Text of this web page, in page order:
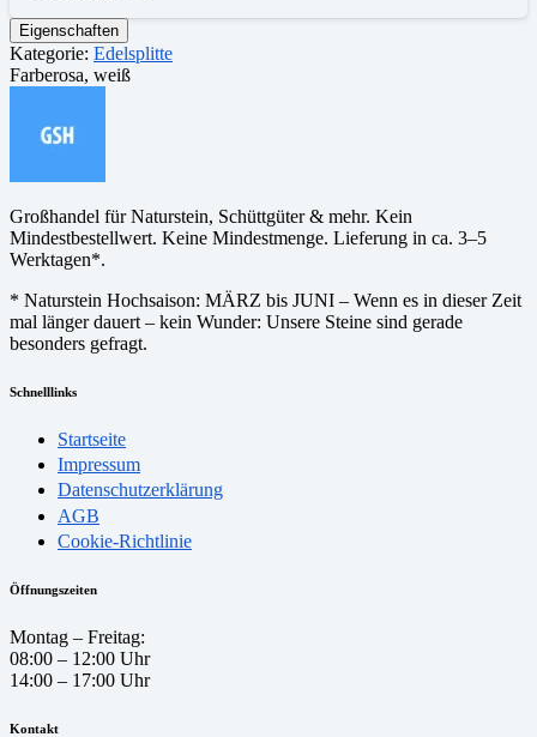
Eigenschaften
Kategorie: Edelsplitte
Farberosa, weiß
Großhandel für Naturstein, Schüttgüter & mehr. Kein
Mindestbestellwert. Keine Mindestmenge. Lieferung in ca. 3–5
Werktagen*.
* Naturstein Hochsaison: MÄRZ bis JUNI – Wenn es in dieser Zeit
mal länger dauert – kein Wunder: Unsere Steine sind gerade
besonders gefragt.
Schnelllinks
Startseite
Impressum
Datenschutzerklärung
AGB
Cookie-Richtlinie
Öffnungszeiten
Montag – Freitag:
08:00 – 12:00 Uhr
14:00 – 17:00 Uhr
Kontakt